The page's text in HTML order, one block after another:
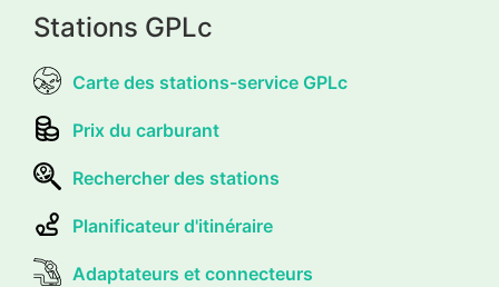
Stations GPLc
Carte des stations-service GPLc
Prix du carburant
Rechercher des stations
Planificateur d'itinéraire
Adaptateurs et connecteurs